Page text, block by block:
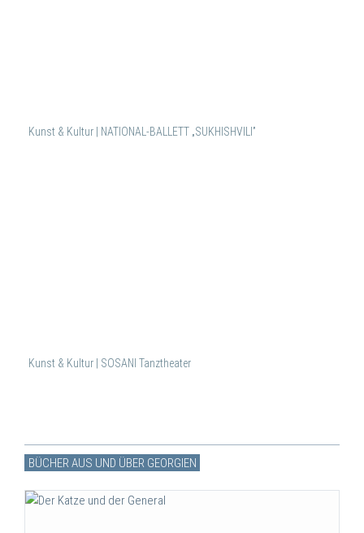
Kunst & Kultur | NATIONAL-BALLETT „SUKHISHVILI”
Kunst & Kultur | SOSANI Tanztheater
BÜCHER AUS UND ÜBER GEORGIEN